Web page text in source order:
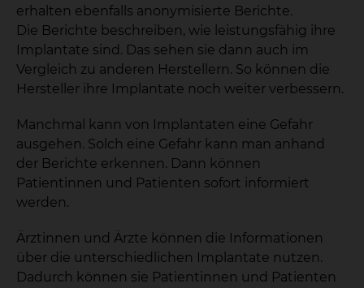
erhalten ebenfalls anonymisierte Berichte.
Die Berichte beschreiben, wie leistungsfähig ihre
Implantate sind. Das sehen sie dann auch im
Vergleich zu anderen Herstellern. So können die
Hersteller ihre Implantate noch weiter verbessern.
Manchmal kann von Implantaten eine Gefahr
ausgehen. Solch eine Gefahr kann man anhand
der Berichte erkennen. Dann können
Patientinnen und Patienten sofort informiert
werden.
Ärztinnen und Ärzte können die Informationen
über die unterschiedlichen Implantate nutzen.
Dadurch können sie Patientinnen und Patienten